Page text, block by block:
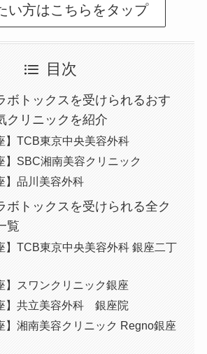
い方はこちらをタップ
目次
ボトックスを受けられるおす
クリニックを紹介
】TCB東京中央美容外科
】SBC湘南美容クリニック
】品川美容外科
ボトックスを受けられる全ク
覧
】TCB東京中央美容外科 銀座二丁
】スワンクリニック銀座
】共立美容外科 銀座院
】湘南美容クリニック Regno銀座